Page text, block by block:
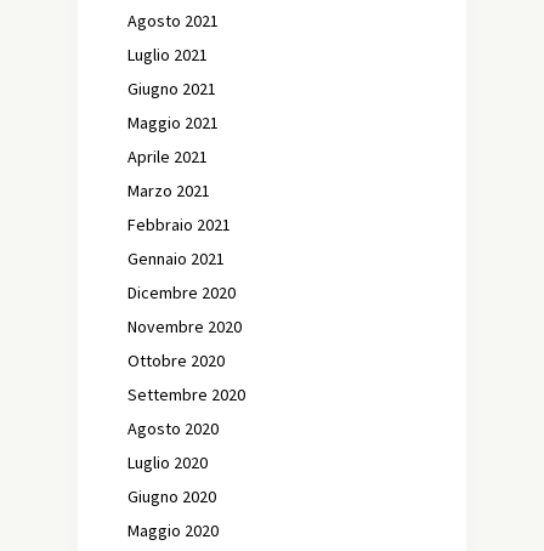
Agosto 2021
Luglio 2021
Giugno 2021
Maggio 2021
Aprile 2021
Marzo 2021
Febbraio 2021
Gennaio 2021
Dicembre 2020
Novembre 2020
Ottobre 2020
Settembre 2020
Agosto 2020
Luglio 2020
Giugno 2020
Maggio 2020